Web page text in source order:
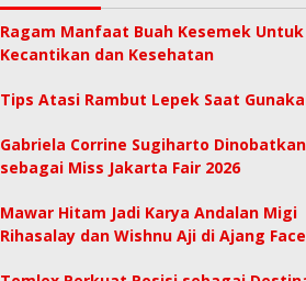
Ragam Manfaat Buah Kesemek Untuk
Kecantikan dan Kesehatan
Tips Atasi Rambut Lepek Saat
Gabriela Corrine Sugiharto Dinobatkan
sebagai Miss Jakarta Fair 2026
Mawar Hitam Jadi Karya Andalan Migi
Rihasalay dan Wishnu Aji di Ajang